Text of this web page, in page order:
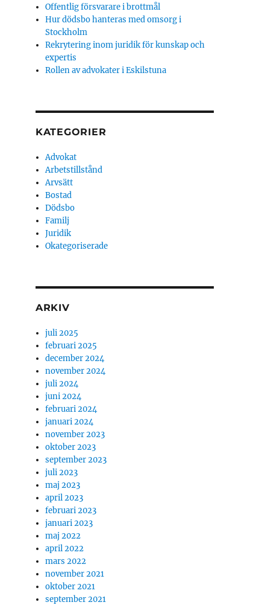
Offentlig försvarare i brottmål
Hur dödsbo hanteras med omsorg i
Stockholm
Rekrytering inom juridik för kunskap och
expertis
Rollen av advokater i Eskilstuna
KATEGORIER
Advokat
Arbetstillstånd
Arvsätt
Bostad
Dödsbo
Familj
Juridik
Okategoriserade
ARKIV
juli 2025
februari 2025
december 2024
november 2024
juli 2024
juni 2024
februari 2024
januari 2024
november 2023
oktober 2023
september 2023
juli 2023
maj 2023
april 2023
februari 2023
januari 2023
maj 2022
april 2022
mars 2022
november 2021
oktober 2021
september 2021